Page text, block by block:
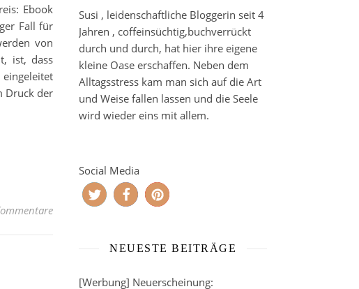
Ebook
Fall für
von
ist, dass
eingeleitet
Druck der
Susi , leidenschaftliche Bloggerin seit 4
Jahren , coffeinsüchtig,buchverrückt
durch und durch, hat hier ihre eigene
kleine Oase erschaffen. Neben dem
Alltagsstress kam man sich auf die Art
und Weise fallen lassen und die Seele
wird wieder eins mit allem.
Social Media
NEUESTE BEITRÄGE
[Werbung] Neuerscheinung: